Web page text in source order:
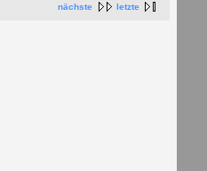
nächste letzte